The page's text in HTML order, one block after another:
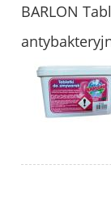
BARLON